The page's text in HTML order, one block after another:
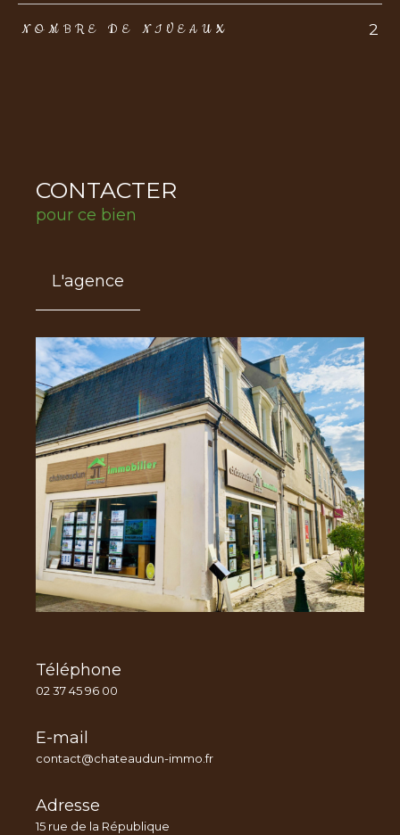
NOMBRE DE NIVEAUX 2
CONTACTER
pour ce bien
L'agence
Téléphone
02 37 45 96 00
E-mail
contact@chateaudun-immo.fr
Adresse
15 rue de la République